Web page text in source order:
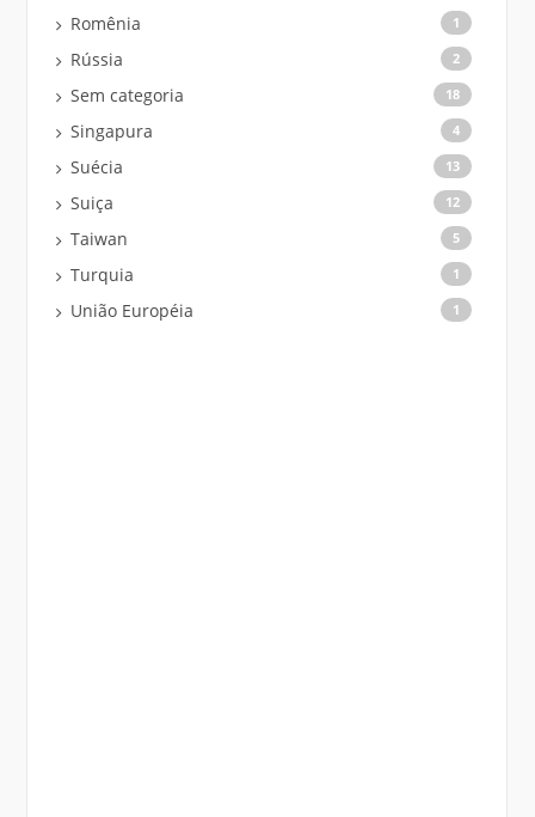
Romênia 1
Rússia 2
Sem categoria 18
Singapura 4
Suécia 13
Suiça 12
Taiwan 5
Turquia 1
União Européia 1